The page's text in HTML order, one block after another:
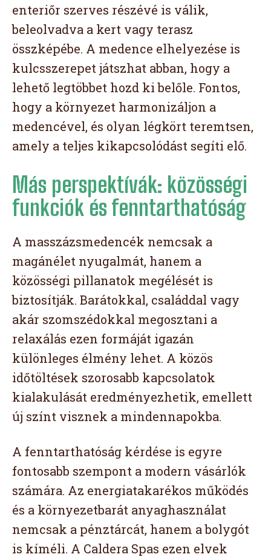
enteriőr szerves részévé is válik,
beleolvadva a kert vagy terasz
összképébe. A medence elhelyezése is
kulcsszerepet játszhat abban, hogy a
lehető legtöbbet hozd ki belőle. Fontos,
hogy a környezet harmonizáljon a
medencével, és olyan légkört teremtsen,
amely a teljes kikapcsolódást segíti elő.
Más perspektívák: közösségi
funkciók és fenntarthatóság
A masszázsmedencék nemcsak a
magánélet nyugalmát, hanem a
közösségi pillanatok megélését is
biztosítják. Barátokkal, családdal vagy
akár szomszédokkal megosztani a
relaxálás ezen formáját igazán
különleges élmény lehet. A közös
időtöltések szorosabb kapcsolatok
kialakulását eredményezhetik, emellett
új színt visznek a mindennapokba.
A fenntarthatóság kérdése is egyre
fontosabb szempont a modern vásárlók
számára. Az energiatakarékos működés
és a környezetbarát anyaghasználat
nemcsak a pénztárcát, hanem a bolygót
is kíméli. A Caldera Spas ezen elvek